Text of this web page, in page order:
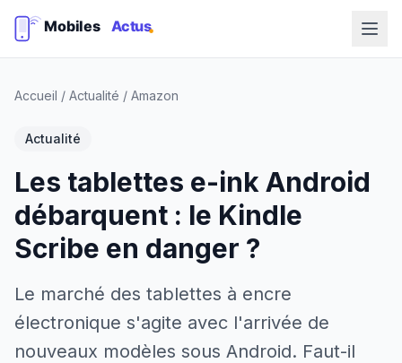
Accueil / Actualité / Amazon
Actualité
Les tablettes e-ink Android
débarquent : le Kindle
Scribe en danger ?
Le marché des tablettes à encre
électronique s'agite avec l'arrivée de
nouveaux modèles sous Android. Faut-il